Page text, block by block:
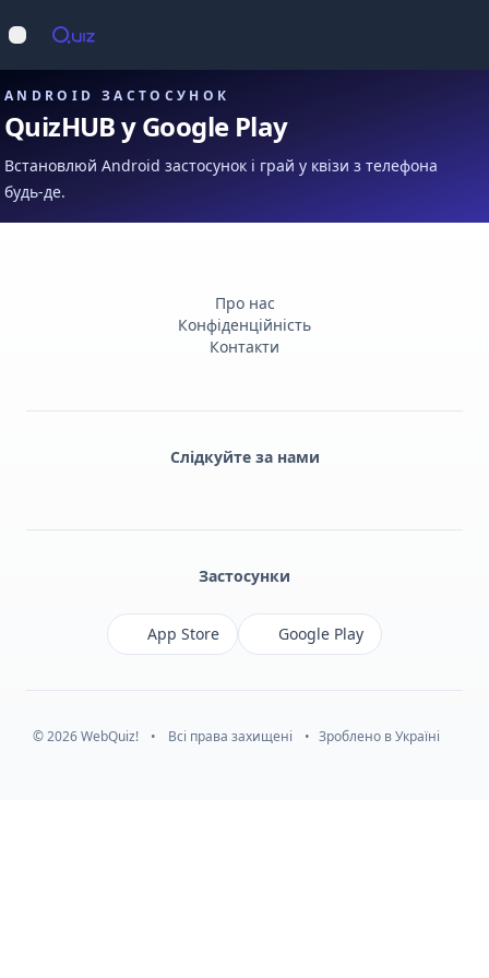
Відкрити меню
ANDROID ЗАСТОСУНОК
QuizHUB у Google Play
Встановлюй Android застосунок і грай у квізи з телефона
будь-де.
Про нас
Конфіденційність
Контакти
Слідкуйте за нами
Застосунки
App Store Google Play
© 2026 WebQuiz! • Всі права захищені • Зроблено в Україні